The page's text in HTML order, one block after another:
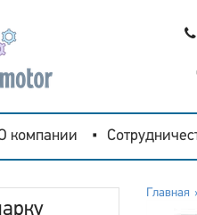
компании
Главная